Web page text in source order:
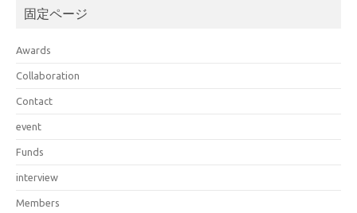
固定ページ
Awards
Collaboration
Contact
event
Funds
interview
Members